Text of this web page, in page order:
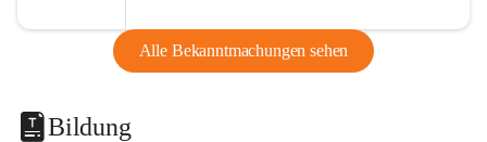
Alle Bekanntmachungen sehen
Bildung